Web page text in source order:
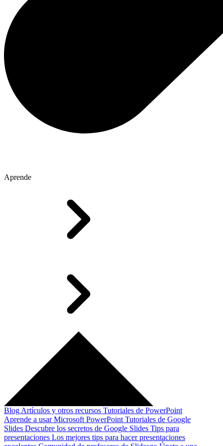
Aprende
Blog Artículos y otros recursos Tutoriales de PowerPoint
Aprende a usar Microsoft PowerPoint Tutoriales de Google
Slides Descubre los secretos de Google Slides Tips para
presentaciones Los mejores tips para hacer presentaciones